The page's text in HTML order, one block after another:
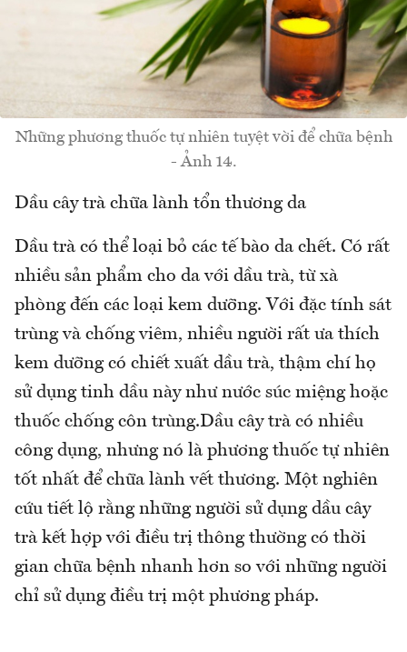
Những phương thuốc tự nhiên tuyệt vời để chữa bệnh
- Ảnh 14.
Dầu cây trà chữa lành tổn thương da
Dầu trà có thể loại bỏ các tế bào da chết. Có rất
nhiều sản phẩm cho da với dầu trà, từ xà
phòng đến các loại kem dưỡng. Với đặc tính sát
trùng và chống viêm, nhiều người rất ưa thích
kem dưỡng có chiết xuất dầu trà, thậm chí họ
sử dụng tinh dầu này như nước súc miệng hoặc
thuốc chống côn trùng.Dầu cây trà có nhiều
công dụng, nhưng nó là phương thuốc tự nhiên
tốt nhất để chữa lành vết thương. Một nghiên
cứu tiết lộ rằng những người sử dụng dầu cây
trà kết hợp với điều trị thông thường có thời
gian chữa bệnh nhanh hơn so với những người
chỉ sử dụng điều trị một phương pháp.